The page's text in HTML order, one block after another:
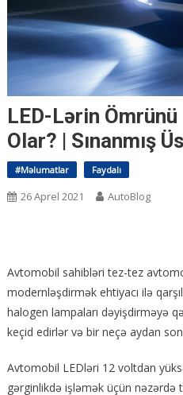
LED-Lərin
Olar? | Sınanmış
#Məlumatlar Faydalı
26 Aprel 2021 AutoBlog
Avtomobil sahibləri tez-tez
modernləşdirmək ehtiyacı ilə
halogen lampaları dəyişdirməyə
keçid edirlər və bir neçə aydan
Avtomobil LEDləri 12 voltdan
gərginlikdə işləmək üçün